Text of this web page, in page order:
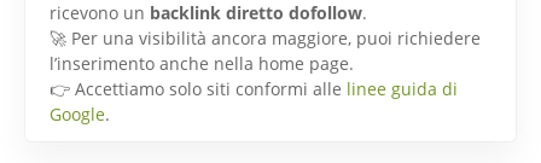
ricevono un backlink diretto dofollow.
🚀 Per una visibilità ancora maggiore, puoi richiedere
l’inserimento anche nella home page.
👉 Accettiamo solo siti conformi alle linee guida di
Google.